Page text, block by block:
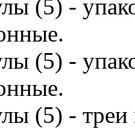
(5) -
(5) -
(5) - треи